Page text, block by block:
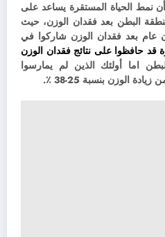
نمط الحياة المستقرة يساعد على
البطن بعد فقدان الوزن، حيث
بعد فقدان الوزن شاركوا في
قد حافظوا على نتائج فقدان الوزن
اما أولئك الذين لم يمارسوا
الوزن بنسبة 25-38 ٪.